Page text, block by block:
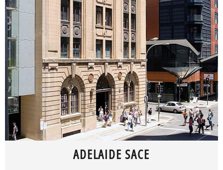
ADELAIDE SACE